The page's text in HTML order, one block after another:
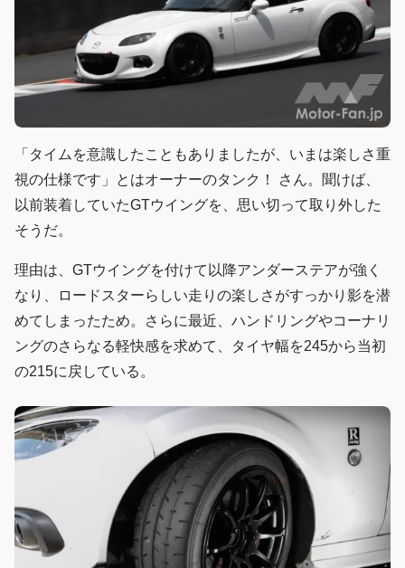
「タイムを意識したこともありましたが、いまは楽しさ重
視の仕様です」とはオーナーのタンク！ さん。聞けば、
以前装着していたGTウイングを、思い切って取り外した
そうだ。
理由は、GTウイングを付けて以降アンダーステアが強く
なり、ロードスターらしい走りの楽しさがすっかり影を潜
めてしまったため。さらに最近、ハンドリングやコーナリ
ングのさらなる軽快感を求めて、タイヤ幅を245から当初
の215に戻している。